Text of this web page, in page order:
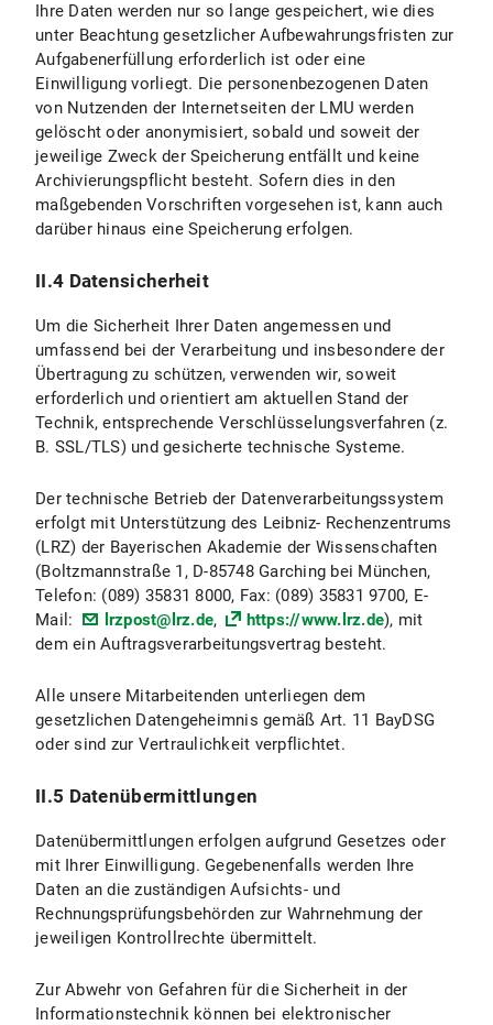
II.4.1 Umfang und Zweck der Datenverarbeitung
II.4.2 Rechtsgrundlage der Datenverarbeitung
II.4.3 Dauer der Datenverarbeitung
II.4.4 Widerspruchs- und Beseitigungsmöglichkeiten
II.5 Datenschutzbestimmungen zu Einsatz und Verwendung von YouTube und YouTube-Icons
II.5.3 Dauer der Datenverarbeitung
II.5.4 Widerspruchs- und Beseitigungsmöglichkeiten
III. Datenverarbeitung im Rahmen des „Online-Spendentool zur Unterstützung der Forschung und Lehre an der LMU München"
III.2 Rechtsgrundlage der Datenverarbeitung
III.3 Dauer der Datenverarbeitung
III.4 Widerspruchs- und Beseitigungsmöglichkeiten
IV.1 Umfang und Zweck der Datenverarbeitung
IV.3 Dauer der Datenverarbeitung
IV.4 Widerspuchs- und Beseitigungsmöglichkeiten
V. Exportkontrolle
V.2 Rechtsgrundage der Datenverarbeitung
Ihre Daten werden nur so lange gespeichert, wie dies
unter Beachtung gesetzlicher Aufbewahrungsfristen zur
Aufgabenerfüllung erforderlich ist oder eine
Einwilligung vorliegt. Die personenbezogenen Daten
von Nutzenden der Internetseiten der LMU werden
gelöscht oder anonymisiert, sobald und soweit der
jeweilige Zweck der Speicherung entfällt und keine
Archivierungspflicht besteht. Sofern dies in den
maßgebenden Vorschriften vorgesehen ist, kann auch
darüber hinaus eine Speicherung erfolgen.
II.4 Datensicherheit
Um die Sicherheit Ihrer Daten angemessen und
umfassend bei der Verarbeitung und insbesondere der
Übertragung zu schützen, verwenden wir, soweit
erforderlich und orientiert am aktuellen Stand der
Technik, entsprechende Verschlüsselungsverfahren (z.
B. SSL/TLS) und gesicherte technische Systeme.
Der technische Betrieb der Datenverarbeitungssystem
erfolgt mit Unterstützung des Leibniz- Rechenzentrums
(LRZ) der Bayerischen Akademie der Wissenschaften
(Boltzmannstraße 1, D-85748 Garching bei München,
Telefon: (089) 35831 8000, Fax: (089) 35831 9700, E-
Mail:
lrzpost@lrz.de, https://www.lrz.de), mit
dem ein Auftragsverarbeitungsvertrag besteht.
Alle unsere Mitarbeitenden unterliegen dem
gesetzlichen Datengeheimnis gemäß Art. 11 BayDSG
oder sind zur Vertraulichkeit verpflichtet.
II.5 Datenübermittlungen
Datenübermittlungen erfolgen aufgrund Gesetzes oder
mit Ihrer Einwilligung. Gegebenenfalls werden Ihre
Daten an die zuständigen Aufsichts- und
Rechnungsprüfungsbehörden zur Wahrnehmung der
jeweiligen Kontrollrechte übermittelt.
Zur Abwehr von Gefahren für die Sicherheit in der
Informationstechnik können bei elektronischer